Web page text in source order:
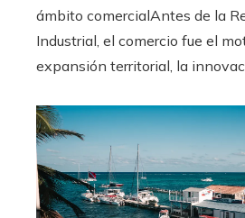
ámbito comercialAntes de la
Industrial, el comercio fue el
expansión territorial, la